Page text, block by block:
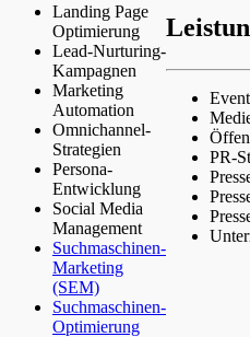
Landing Page
Optimierung
Lead-Nurturing-
Kampagnen
Marketing
Automation
Omnichannel-
Strategien
Persona-
Entwicklung
Social Media
Management
Suchmaschinen-
Marketing
(SEM)
Suchmaschinen-
Optimierung
PR-